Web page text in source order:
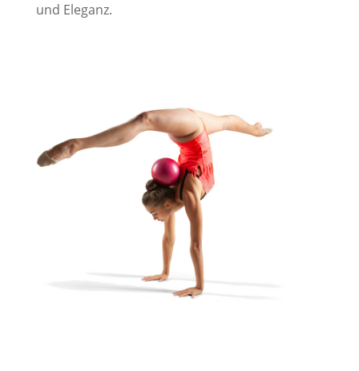
und Eleganz.